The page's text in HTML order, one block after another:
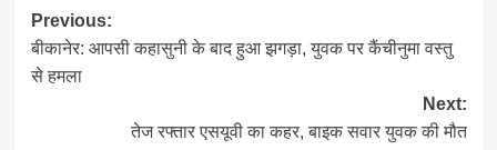
Post
navigation
Previous:
बीकानेर: आपसी कहासुनी के बाद हुआ झगड़ा, युवक पर कैंचीनुमा वस्तु
से हमला
Next:
तेज रफ्तार एसयूवी का कहर, बाइक सवार युवक की मौत